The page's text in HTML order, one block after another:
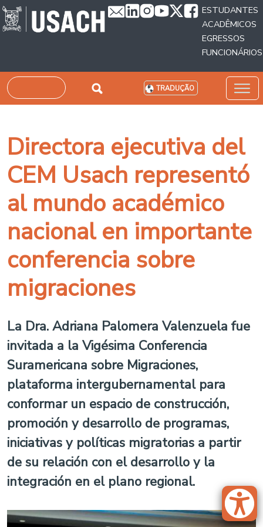
Passar para o conteúdo principal
ESTUDANTES
ACADÊMICOS
EGRESSOS
FUNCIONÁRIOS
Pesquisar TRADUÇÃO
Directora ejecutiva del
CEM Usach representó
al mundo académico
nacional en importante
conferencia sobre
migraciones
La Dra. Adriana Palomera Valenzuela fue
invitada a la Vigésima Conferencia
Suramericana sobre Migraciones,
plataforma intergubernamental para
conformar un espacio de construcción,
promoción y desarrollo de programas,
iniciativas y políticas migratorias a partir
de su relación con el desarrollo y la
integración en el plano regional.